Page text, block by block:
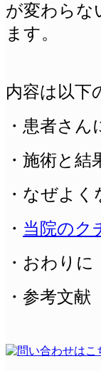
が変わらな
ます。
内容は以下
・患者さん
・施術と結
・なぜよ
・ 当院のク
・おわりに
・参考文献